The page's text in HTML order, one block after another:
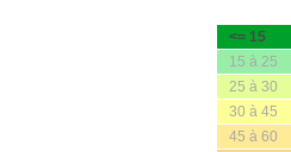
<= 15
15 à 25
25 à 30
30 à 45
45 à 60